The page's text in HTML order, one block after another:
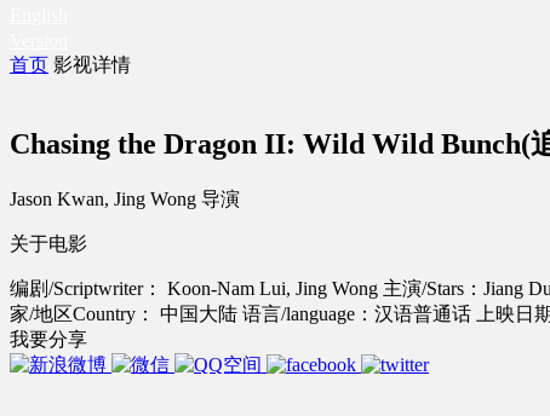
首页 影视详情
Chasing the Dragon II: Wild Wild Bunch(
Jason Kwan, Jing Wong 导演
关于电影
编剧/Scriptwriter： Koon-Nam Lui, Jing Wong 主演/Stars：Jiang
家/地区Country： 中国大陆 语言/language：汉语普通话 上映日
我要分享